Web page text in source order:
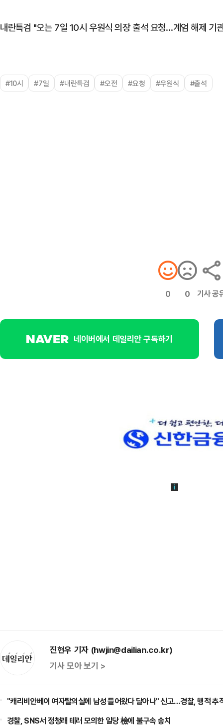
내란특검 "오는 7일 10시 우원식 의장 출석 요청…계엄 해제 기
#10시 #7일 #내란특검 #오전 #요청 #우원식 #출석
0 0 기사 공
네이버에서 데일리안 구독하기
진현우 기자 (hwjin@dailian.co.kr)
기사 모아 보기 >
"캐리비안베이 여자탈의실에 남성 들어왔다 달아나" 신고…경찰, 행적 추
경찰, SNS서 정청래 테러 모의한 일당 檢에 불구속 송치